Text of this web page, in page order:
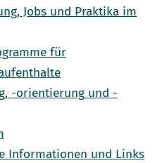
Jobs und Praktika im
für
-orientierung und -
Informationen und Links